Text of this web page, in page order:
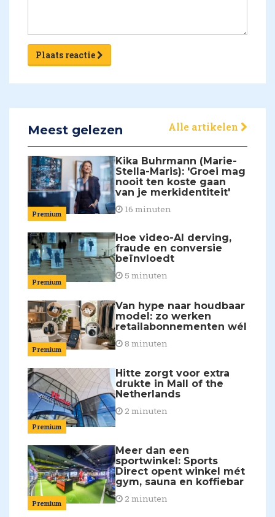
Plaats reactie
Meest gelezen Alle artikelen
Premium
Kika Buhrmann (Marie-
Stella-Maris): 'Groei mag
nooit ten koste gaan
van je merkidentiteit'
16 minuten
Premium
Hoe video-AI derving,
fraude en conversie
beïnvloedt
5 minuten
Premium
Van hype naar houdbaar
model: zo werken
retailabonnementen wél
8 minuten
Premium
Hitte zorgt voor extra
drukte in Mall of the
Netherlands
2 minuten
Premium
Meer dan een
sportwinkel: Sports
Direct opent winkel mét
gym, sauna en koffiebar
2 minuten